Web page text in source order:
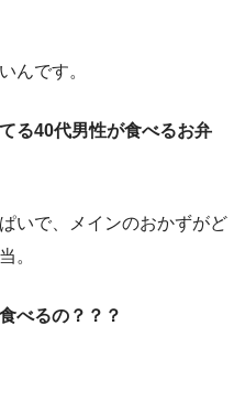
んです。
る40代男性が食べるお弁
いで、メインのおかずがど
。
べるの？？？